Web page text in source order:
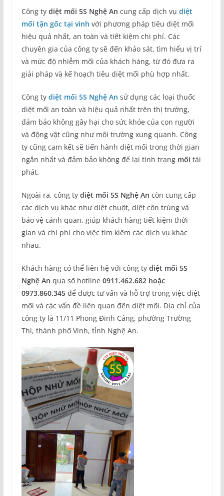
Công ty diệt mối 5S Nghệ An cung cấp dịch vụ diệt
mối tận gốc tại vinh với phương pháp tiêu diệt mối
hiệu quả nhất, an toàn và tiết kiệm chi phí. Các
chuyên gia của công ty sẽ đến khảo sát, tìm hiểu vị trí
và mức độ nhiễm mối của khách hàng, từ đó đưa ra
giải pháp và kế hoạch tiêu diệt mối phù hợp nhất.
Công ty diệt mối 5S Nghệ An sử dụng các loại thuốc
diệt mối an toàn và hiệu quả nhất trên thị trường,
đảm bảo không gây hại cho sức khỏe của con người
và động vật cũng như môi trường xung quanh. Công
ty cũng cam kết sẽ tiến hành diệt mối trong thời gian
ngắn nhất và đảm bảo không để lại tình trạng mối tái
phát.
Ngoài ra, công ty diệt mối 5S Nghệ An còn cung cấp
các dịch vụ khác như diệt chuột, diệt côn trùng và
bảo vệ cảnh quan, giúp khách hàng tiết kiệm thời
gian và chi phí cho việc tìm kiếm các dịch vụ khác
nhau.
Khách hàng có thể liên hệ với công ty diệt mối 5S
Nghệ An qua số hotline 0911.462.682 hoặc
0973.860.345để được tư vấn và hỗ trợ trong việc diệt
mối và các vấn đề liên quan đến diệt mối. Địa chỉ của
công ty là 11/11 Phong Đinh Cảng, phường Trường
Thi, thành phố Vinh, tỉnh Nghệ An.